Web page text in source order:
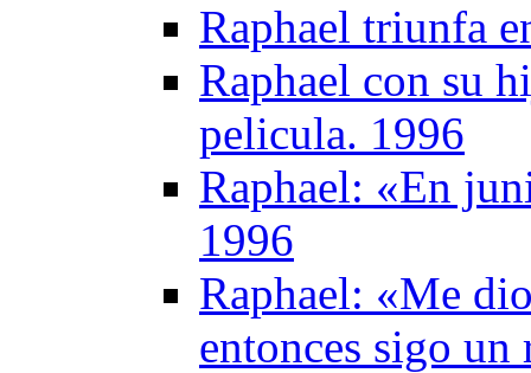
Raphael triunfa
Raphael con su
pelicula. 1996
Raphael: «En
1996
Raphael: «Me
entonces sigo un